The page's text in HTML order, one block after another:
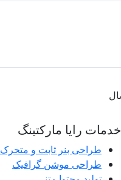
خدمات رایا مارکتینگ
طراحی بنر ثابت و متحرک
طراحی موشن گرافیک